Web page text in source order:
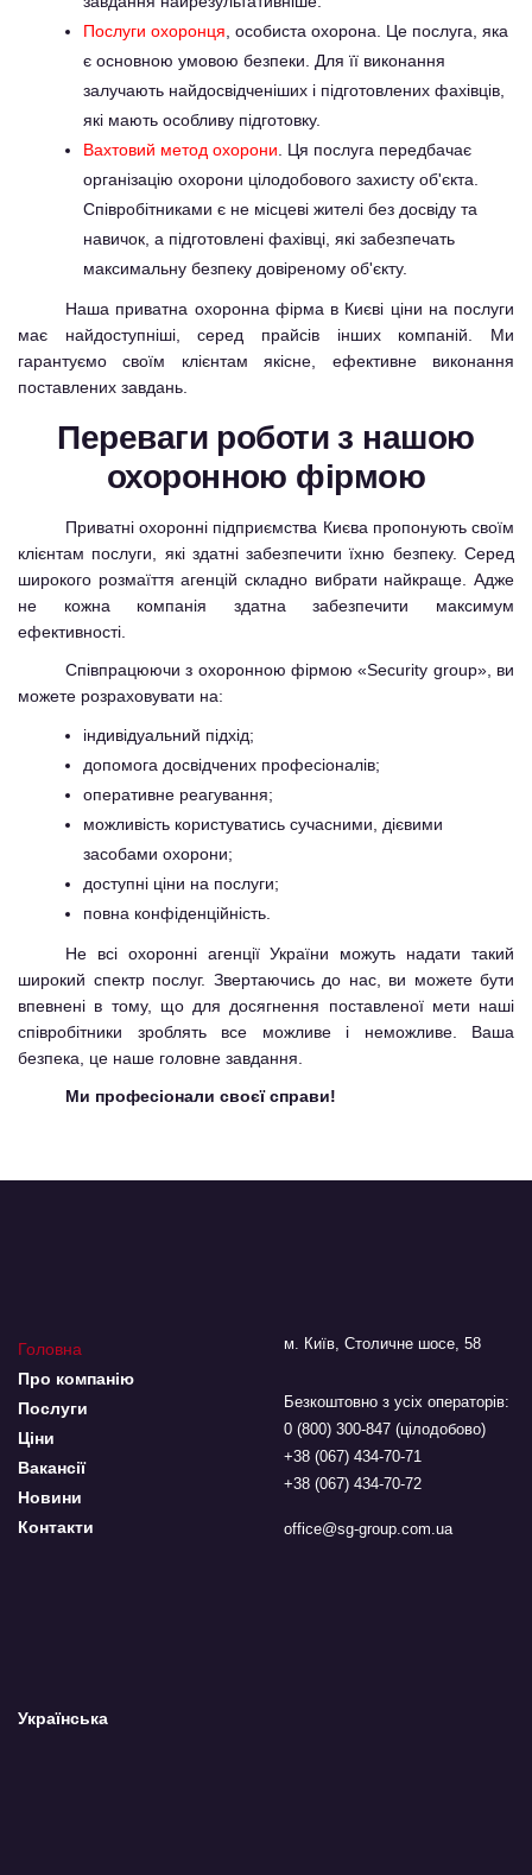
Послуги охоронця, особиста охорона. Це послуга, яка
є основною умовою безпеки. Для її виконання
залучають найдосвідченіших і підготовлених фахівців,
які мають особливу підготовку.
Вахтовий метод охорони. Ця послуга передбачає
організацію охорони цілодобового захисту об'єкта.
Співробітниками є не місцеві жителі без досвіду та
навичок, а підготовлені фахівці, які забезпечать
максимальну безпеку довіреному об'єкту.
Наша приватна охоронна фірма в Києві ціни на послуги
має найдоступніші, серед прайсів інших компаній. Ми
гарантуємо своїм клієнтам якісне, ефективне виконання
поставлених завдань.
Переваги роботи з нашою
охоронною фірмою
Приватні охоронні підприємства Києва пропонують своїм
клієнтам послуги, які здатні забезпечити їхню безпеку. Серед
широкого розмаїття агенцій складно вибрати найкраще. Адже
не кожна компанія здатна забезпечити максимум
ефективності.
Співпрацюючи з охоронною фірмою «Security group», ви
можете розраховувати на:
індивідуальний підхід;
допомога досвідчених професіоналів;
оперативне реагування;
можливість користуватись сучасними, дієвими
засобами охорони;
доступні ціни на послуги;
повна конфіденційність.
Не всі охоронні агенції України можуть надати такий
широкий спектр послуг. Звертаючись до нас, ви можете бути
впевнені в тому, що для досягнення поставленої мети наші
співробітники зроблять все можливе і неможливе. Ваша
безпека, це наше головне завдання.
Ми професіонали своєї справи!
Головна
Про компанію
Послуги
Ціни
Вакансії
Новини
Контакти
Українська
м. Київ, Столичне шосе, 58
Безкоштовно з усіх операторів:
0 (800) 300-847 (цілодобово)
+38 (067) 434-70-71
+38 (067) 434-70-72
office@sg-group.com.ua